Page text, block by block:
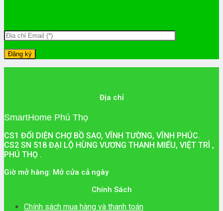
Địa chỉ
SmartHome Phú Thọ
CS1 ĐỐI DIỆN CHỢ BỒ SAO, VĨNH TƯỜNG, VĨNH PHÚC.
CS2 SN 518 ĐẠI LỘ HÙNG VƯƠNG THANH MIẾU, VIỆT TRÌ ,
PHÚ THỌ .
Giờ mở hàng: Mở cửa cả ngày
Chính Sách
Chính sách mua hàng và thanh toán